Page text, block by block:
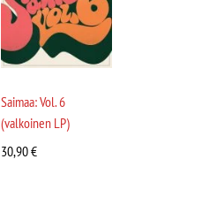
Saimaa: Vol. 6
(valkoinen LP)
30,90€